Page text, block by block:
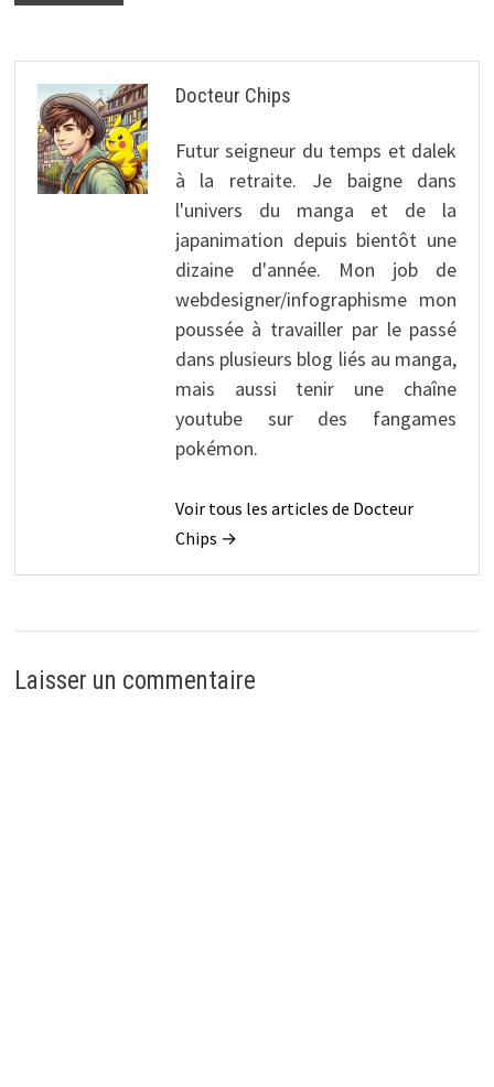
Docteur Chips
Futur seigneur du temps et dalek
à la retraite. Je baigne dans
l'univers du manga et de la
japanimation depuis bientôt une
dizaine d'année. Mon job de
webdesigner/infographisme mon
poussée à travailler par le passé
dans plusieurs blog liés au manga,
mais aussi tenir une chaîne
youtube sur des fangames
pokémon.
Voir tous les articles de Docteur
Chips →
Laisser un commentaire